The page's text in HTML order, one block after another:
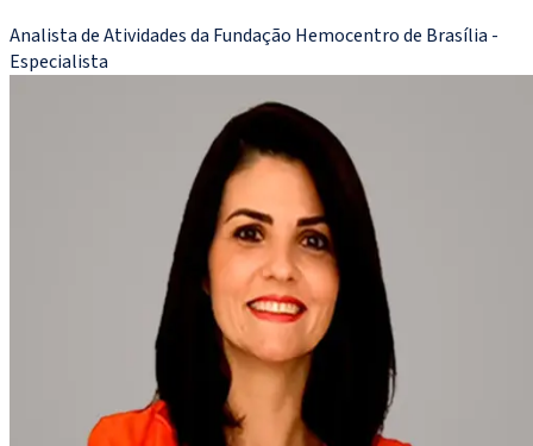
Analista de Atividades da Fundação Hemocentro de Brasília -
Especialista